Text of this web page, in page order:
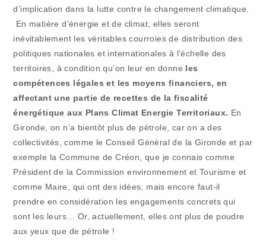
d’implication dans la lutte contre le changement climatique.
En matière d’énergie et de climat, elles seront
inévitablement les véritables courroies de distribution des
politiques nationales et internationales à l’échelle des
territoires, à condition qu’on leur en donne les
compétences légales et les moyens financiers, en
affectant une partie de recettes de la fiscalité
énergétique aux Plans Climat Energie Territoriaux. En
Gironde, on n’a bientôt plus de pétrole, car on a des
collectivités, comme le Conseil Général de la Gironde et par
exemple la Commune de Créon, que je connais comme
Président de la Commission environnement et Tourisme et
comme Maire, qui ont des idées, mais encore faut-il
prendre en considération les engagements concrets qui
sont les leurs… Or, actuellement, elles ont plus de poudre
aux yeux que de pétrole !